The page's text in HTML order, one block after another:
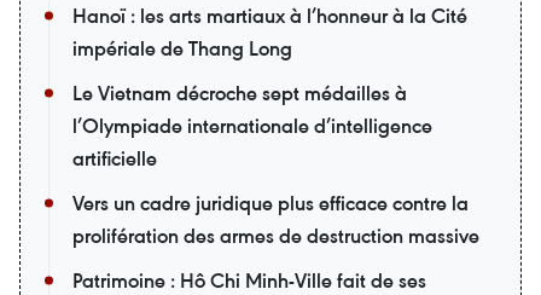
Hanoï : les arts martiaux à l’honneur à la Cité
impériale de Thang Long
Le Vietnam décroche sept médailles à
l’Olympiade internationale d’intelligence
artificielle
Vers un cadre juridique plus efficace contre la
prolifération des armes de destruction massive
Patrimoine : Hô Chi Minh-Ville fait de ses